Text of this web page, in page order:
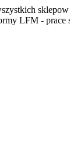
LFM - prace